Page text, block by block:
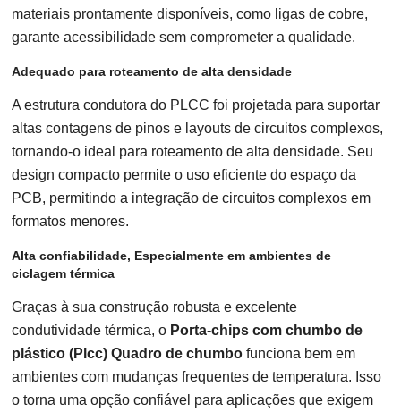
materiais prontamente disponíveis, como ligas de cobre,
garante acessibilidade sem comprometer a qualidade.
Adequado para roteamento de alta densidade
A estrutura condutora do PLCC foi projetada para suportar
altas contagens de pinos e layouts de circuitos complexos,
tornando-o ideal para roteamento de alta densidade. Seu
design compacto permite o uso eficiente do espaço da
PCB, permitindo a integração de circuitos complexos em
formatos menores.
Alta confiabilidade, Especialmente em ambientes de
ciclagem térmica
Graças à sua construção robusta e excelente
condutividade térmica, o Porta-chips com chumbo de
plástico (Plcc) Quadro de chumbo funciona bem em
ambientes com mudanças frequentes de temperatura. Isso
o torna uma opção confiável para aplicações que exigem